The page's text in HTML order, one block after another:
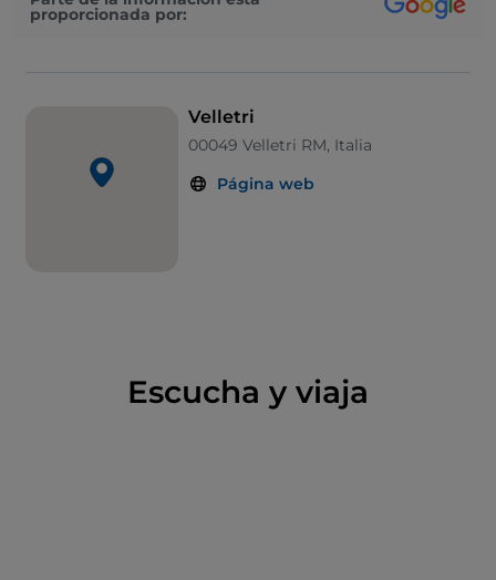
hasta la Edad Media, cuando otras poderosas
desarrolla en tres espacios neurálgicos, cada uno con
románica Torre del Trivio, la Piazza del Comune, con
el Ayuntamiento y el Museo arqueológico, y Piazza
proporcionada por:
Velletri
00049 Velletri RM, Italia
Página web
Escucha y viaja